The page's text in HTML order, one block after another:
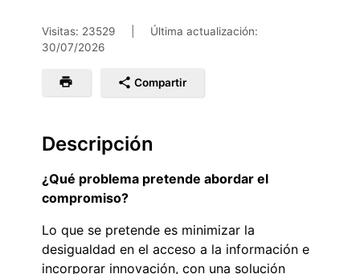
Visitas: 23529
Última actualización:
30/07/2026
Compartir
Descripción
¿Qué problema pretende abordar el
compromiso?
Lo que se pretende es minimizar la
desigualdad en el acceso a la información e
incorporar innovación, con una solución